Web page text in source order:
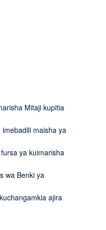
Mitaji kupitia
maisha ya
ya kuimarisha
wa Benki ya
ajira